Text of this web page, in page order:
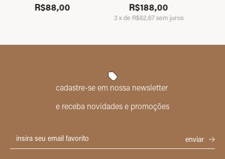
R$88,00 R$188,00
3xde R$62,67sem juros
cadastre-se em nossa newsletter
e receba novidades e promoções